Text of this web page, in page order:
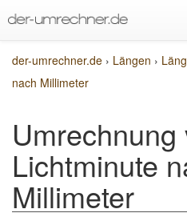
der-umrechner.de › Längen ›
nach Millimeter
Umrechnung
Lichtminute
Millimeter